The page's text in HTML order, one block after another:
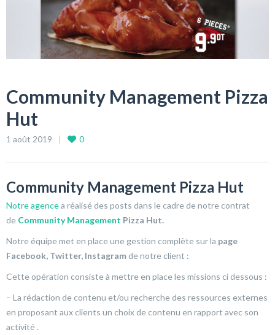
Community Management Pizza
Hut
1 août 2019 0
Community Management Pizza Hut
Notre agencea réalisé des posts dans le cadre de notre contrat
de Community Management Pizza Hut.
Notre équipe met en place une gestion complète sur la page
Facebook, Twitter, Instagramde notre client :
Cette opération consiste à mettre en place les missions ci dessous :
– La rédaction de contenu et/ou recherche des ressources externes
en proposant aux clients un choix de contenu en rapport avec son
activité .